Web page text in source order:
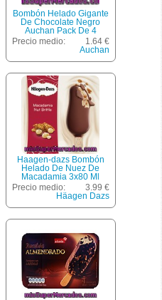
Bombón Helado Gigante
De Chocolate Negro
Auchan Pack De 4
Unidades De 120 Mililitros
Precio medio:
1.64 €
Auchan
Haagen-dazs Bombón
Helado De Nuez De
Macadamia 3x80 Ml
Estuche 240 Ml
Precio medio:
3.99 €
Häagen Dazs